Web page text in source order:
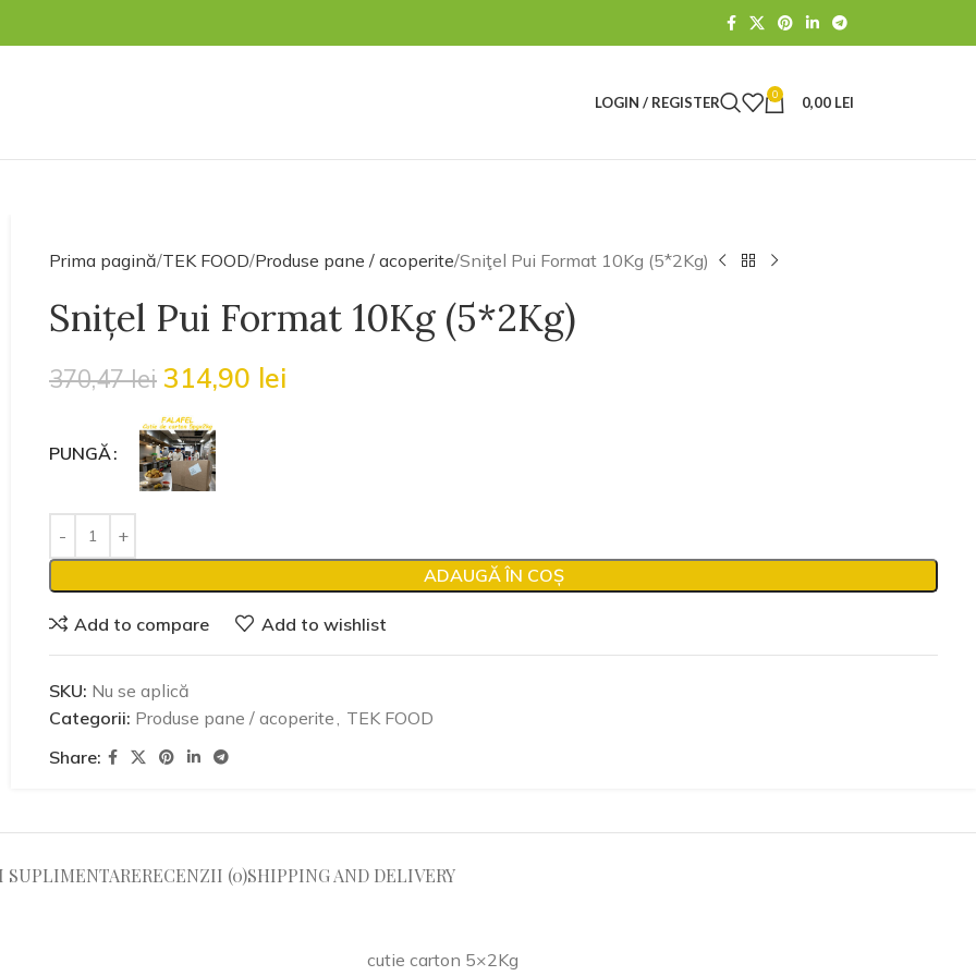
LOGIN / REGISTER 0 0,00 LEI
Prima pagină TEK FOOD Produse pane / acoperite Sniţel Pui Format 10Kg (5*2Kg)
Sniţel Pui Format 10Kg (5*2Kg)
370,47lei 314,90 lei
PUNGĂ
ADAUGĂ ÎN COȘ
Add to compare Add to wishlist
SKU: Nu se aplică
Categorii: Produse pane / acoperite, TEK FOOD
Share:
SUPLIMENTARERECENZII (0)SHIPPING AND DELIVERY
cutie carton 5×2Kg